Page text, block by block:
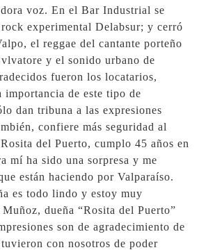
voz. En el Bar Industrial se
experimental Delabsur; y cerró
el reggae del cantante porteño
y el sonido urbano de
fueron los locatarios,
importancia de este tipo de
dan tribuna a las expresiones
confiere más seguridad al
del Puerto, cumplo 45 años en
mí ha sido una sorpresa y me
están haciendo por Valparaíso.
es todo lindo y estoy muy
dueña “Rosita del Puerto”
son de agradecimiento de
con nosotros de poder